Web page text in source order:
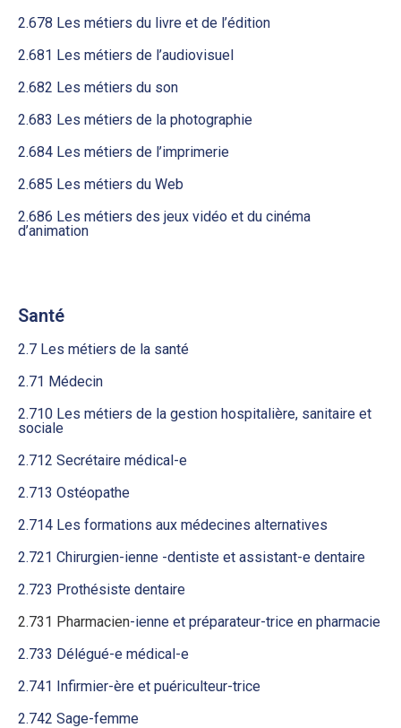
2.678 Les métiers du livre et de l’édition
2.681 Les métiers de l’audiovisuel
2.682 Les métiers du son
2.683 Les métiers de la photographie
2.684 Les métiers de l’imprimerie
2.685 Les métiers du Web
2.686 Les métiers des jeux vidéo et du cinéma
d’animation
Santé
2.7 Les métiers de la santé
2.71 Médecin
2.710 Les métiers de la gestion hospitalière, sanitaire et
sociale
2.712 Secrétaire médical-e
2.713 Ostéopathe
2.714 Les formations aux médecines alternatives
2.721 Chirurgien-ienne -dentiste et assistant-e dentaire
2.723 Prothésiste dentaire
2.731 Pharmacien-ienne et préparateur-trice en pharmacie
2.733 Délégué-e médical-e
2.741 Infirmier-ère et puériculteur-trice
2.742 Sage-femme